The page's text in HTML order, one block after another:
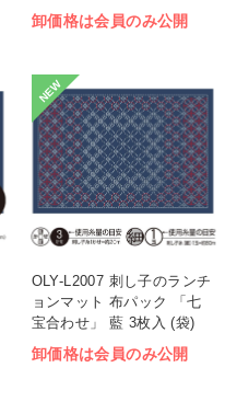
卸価格は会員のみ公開
NEW
OLY-L2007 刺し子のランチ
ョンマット 布パック 「七
宝合わせ」 藍 3枚入 (袋)
卸価格は会員のみ公開